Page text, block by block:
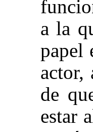
a la
papel
actor,
de
estar